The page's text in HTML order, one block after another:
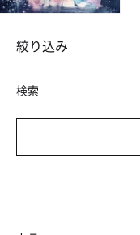
絞り込み
検索